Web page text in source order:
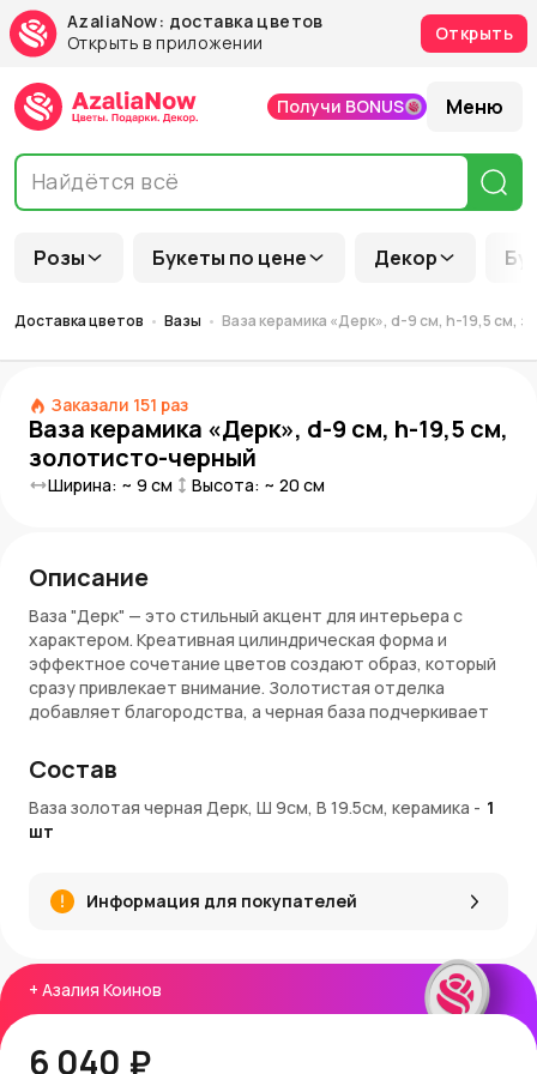
AzaliaNow: доставка цветов
Открыть в приложении
Открыть
Розы Букеты по цене Декор
Получи BONUS Меню
Доставка цветов Вазы Ваза керамика «Дерк», d-9 см, h-19,5 см,
Заказали 151 раз
Ваза керамика «Дерк», d-9 см, h-19,5 см,
золотисто-черный
Ширина: ~ 9 см Высота: ~ 20 см
+ Азалия Коинов
6 040 ₽
Описание
Ваза "Дерк" — это стильный акцент для интерьера с
характером. Креативная цилиндрическая форма и
эффектное сочетание цветов создают образ, который
сразу привлекает внимание. Золотистая отделка
добавляет благородства, а черная база подчеркивает
Преимущества:
Универсальный размер: легко размещается на полке,
кто любит выразительный декор
Подходит для сухоцветов, искусственных
Керамика — прочный и долговечный материал
Доставка и бонусы:
AzaliaNow с доставкой по Москве и Московской области.
Состав
Ваза золотая черная Дерк, Ш 9см, В 19.5см, керамика - 1
шт
Информация для покупателей